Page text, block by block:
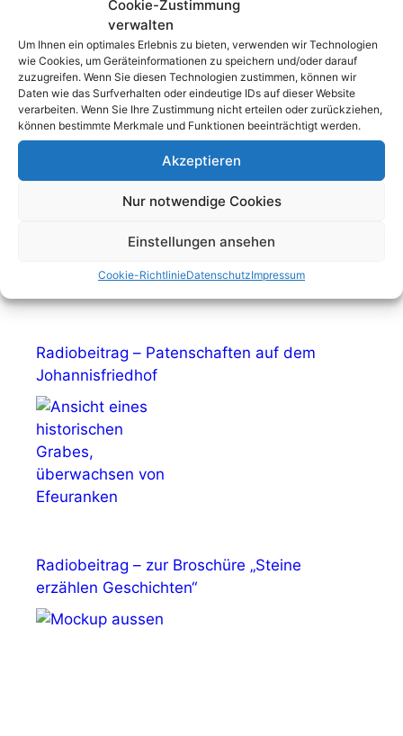
Cookie-Zustimmung
verwalten
Um Ihnen ein optimales Erlebnis zu bieten, verwenden wir Technologien
wie Cookies, um Geräteinformationen zu speichern und/oder darauf
zuzugreifen. Wenn Sie diesen Technologien zustimmen, können wir
Daten wie das Surfverhalten oder eindeutige IDs auf dieser Website
verarbeiten. Wenn Sie Ihre Zustimmung nicht erteilen oder zurückziehen,
können bestimmte Merkmale und Funktionen beeinträchtigt werden.
Akzeptieren
Nur notwendige Cookies
Einstellungen ansehen
Cookie-RichtlinieDatenschutzImpressum
Radiobeiträge
Podcast – ein Einblick in unsere Arbeit
Radiobeitrag – Patenschaften auf dem
Johannisfriedhof
Radiobeitrag – zur Broschüre „Steine
erzählen Geschichten“